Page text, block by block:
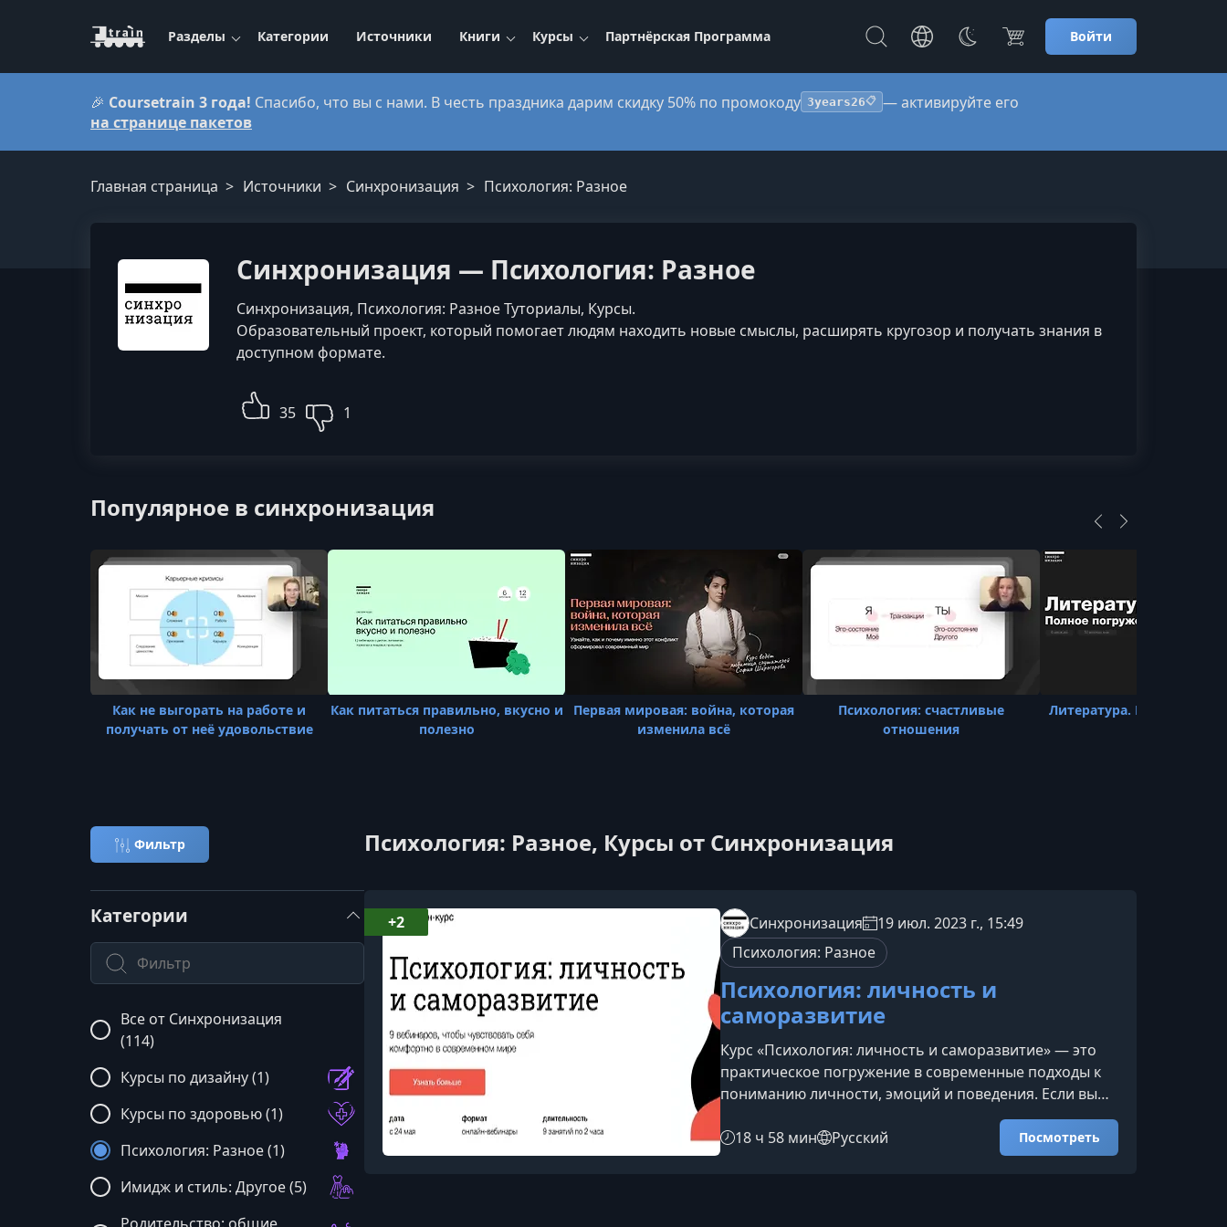
Разделы Категории Источники Книги Курсы Партнёрская Программа Войти
🎉 Coursetrain 3 года! Спасибо, что вы с нами. В честь праздника дарим скидку 50% по промокоду 3years26📋 — активируйте его
на странице пакетов
Главная страница Источники Синхронизация Психология: Разное
Синхронизация — Психология: Разное
Синхронизация, Психология: Разное Туториалы, Курсы.
Образовательный проект, который помогает людям находить новые смыслы, расширять кругозор и получать знания в
доступном формате.
35 1
Популярное в синхронизация
Как не выгорать на работе и
получать от неё удовольствие
Как питаться правильно, вкусно и
полезно
Первая мировая: война, которая
изменила всё
Психология: счастливые
отношения
Литература. Полное
Фильтр Психология: Разное, Курсы от Синхронизация
Категории
Поиск по категории
Все от Синхронизация
(114)
Курсы по дизайну (1)
Курсы по здоровью (1)
Психология: Разное (1)
Имидж и стиль: Другое (5)
Синхронизация
19 июл. 2023 г., 15:49
Психология: Разное
Психология: личность и
саморазвитие
Курс «Психология: личность и саморазвитие» — это
практическое погружение в современные подходы к
пониманию личности, эмоций и поведения. Если вы
стремитесь разобраться в себе, научиться
устойчивости, повысить качество жизни и расширить
свои психологические навыки, этот курс станет
18 ч 58 мин Русский Посмотреть
+2